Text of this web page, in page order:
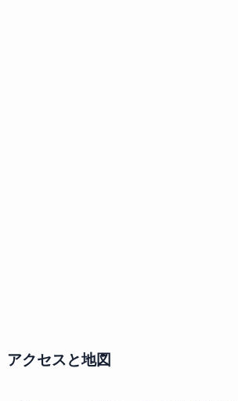
アクセスと地図